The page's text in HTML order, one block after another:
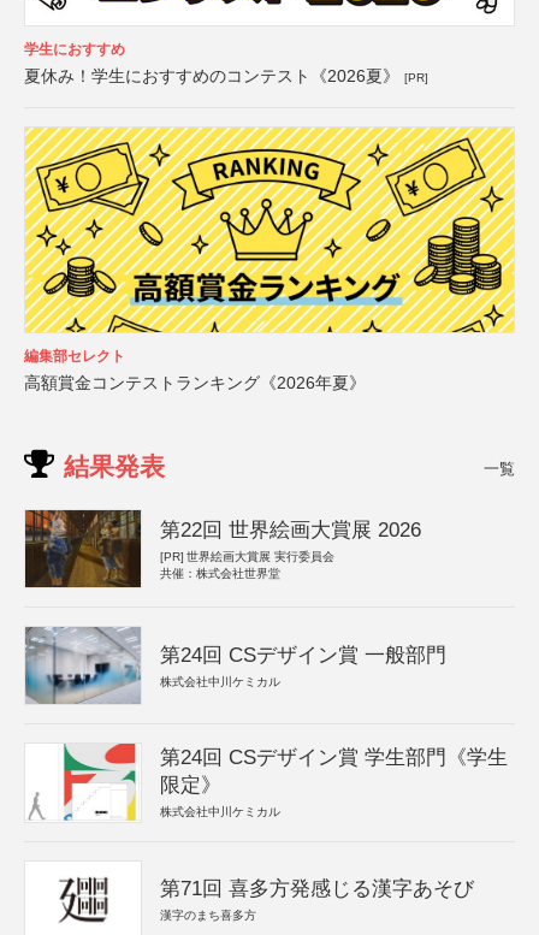
学生におすすめ
夏休み！学生におすすめのコンテスト《2026夏》 [PR]
編集部セレクト
高額賞金コンテストランキング《2026年夏》
結果発表 一覧
第22回 世界絵画大賞展 2026
[PR] 世界絵画大賞展 実行委員会
共催：株式会社世界堂
第24回 CSデザイン賞 一般部門
株式会社中川ケミカル
第24回 CSデザイン賞 学生部門《学生
限定》
株式会社中川ケミカル
第71回 喜多方発感じる漢字あそび
漢字のまち喜多方